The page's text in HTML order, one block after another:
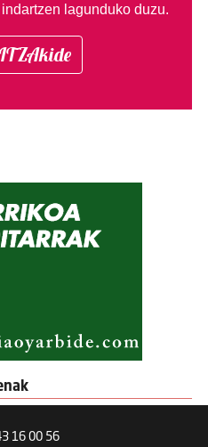
lagunduko duzu.
16 00 56